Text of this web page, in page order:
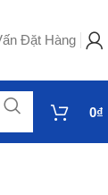
Đặt Hàng
0₫